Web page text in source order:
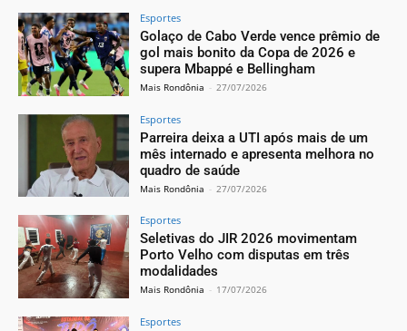
Esportes
Golaço de Cabo Verde vence prêmio de
gol mais bonito da Copa de 2026 e
supera Mbappé e Bellingham
Mais Rondônia - 27/07/2026
Esportes
Parreira deixa a UTI após mais de um
mês internado e apresenta melhora no
quadro de saúde
Mais Rondônia - 27/07/2026
Esportes
Seletivas do JIR 2026 movimentam
Porto Velho com disputas em três
modalidades
Mais Rondônia - 17/07/2026
Esportes